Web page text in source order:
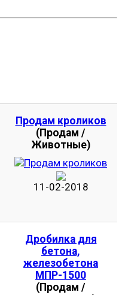
Продам кроликов
(Продам /
Животные)
11-02-2018
Дробилка для
бетона,
железобетона
МПР-1500
(Продам /